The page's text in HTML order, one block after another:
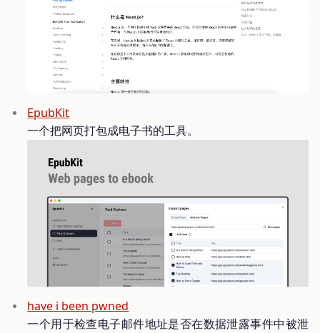
EpubKit
一个把网页打包成电子书的工具。
have i been pwned
一个用于检查电子邮件地址是否在数据泄露事件中被泄